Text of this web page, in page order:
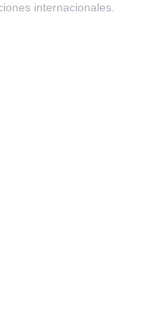
internacionales.